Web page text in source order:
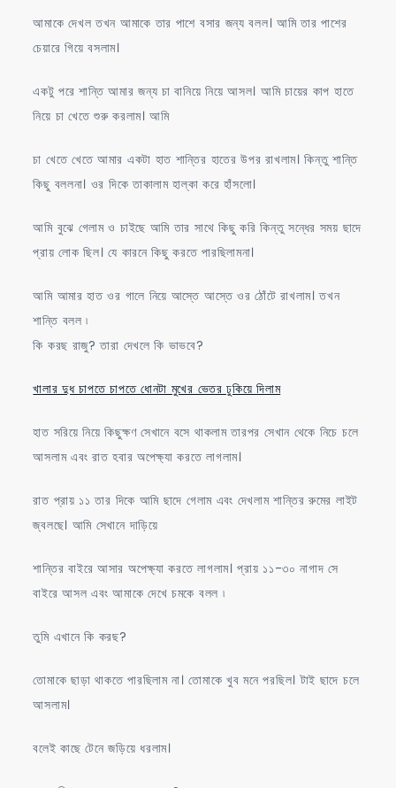
করে
আমাকে দেখল তখন আমাকে তার পাশে বসার জন্য বলল। আমি তার পাশের
চেয়ারে গিয়ে বসলাম।
একটু পরে শান্তি আমার জন্য চা বানিয়ে নিয়ে আসল। আমি চায়ের কাপ হাতে
নিয়ে চা খেতে শুরু করলাম। আমি
চা খেতে খেতে আমার একটা হাত শান্তির হাতের উপর রাখলাম। কিন্তু শান্তি
কিছু বললনা। ওর দিকে তাকালাম হাল্কা করে হাঁসলো।
আমি বুঝে গেলাম ও চাইছে আমি তার সাথে কিছু করি কিন্তু সন্ধের সময় ছাদে
প্রায় লোক ছিল। যে কারনে কিছু করতে পারছিলামনা।
আমি আমার হাত ওর গালে নিয়ে আস্তে আস্তে ওর ঠোঁটে রাখলাম। তখন
শান্তি বলল ৷
কি করছ রাজু? তারা দেখলে কি ভাভবে?
খালার দুধ চাপতে চাপতে ধোনটা মুখের ভেতর ঢুকিয়ে দিলাম
হাত সরিয়ে নিয়ে কিছুক্ষণ সেখানে বসে থাকলাম তারপর সেখান থেকে নিচে চলে
আসলাম এবং রাত হবার অপেক্ষ্যা করতে লাগলাম।
রাত প্রায় ১১ তার দিকে আমি ছাদে গেলাম এবং দেখলাম শান্তির রুমের লাইট
জ্বলছে। আমি সেখানে দাড়িয়ে
শান্তির বাইরে আসার অপেক্ষ্যা করতে লাগলাম। প্রায় ১১-৩০ নাগাদ সে
বাইরে আসল এবং আমাকে দেখে চমকে বলল ৷
তুমি এখানে কি করছ?
তোমাকে ছাড়া থাকতে পারছিলাম না। তোমাকে খুব মনে পরছিল। টাই ছাদে চলে
আসলাম।
বলেই কাছে টেনে জড়িয়ে ধরলাম।